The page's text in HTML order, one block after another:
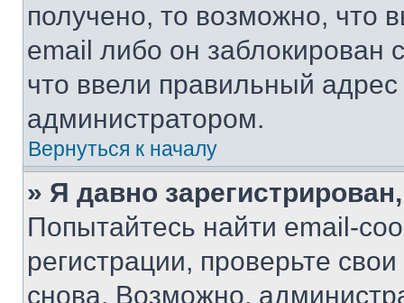
получено, то возможно, что
email либо он
что ввели правильный адрес
администратором.
Вернуться к началу
» Я давно
Попытайтесь найти email-
регистрации, проверьте
снова. Возможно,